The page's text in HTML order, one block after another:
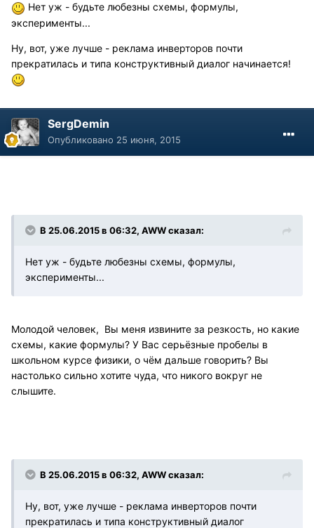
Нет уж - будьте любезны схемы, формулы,
эксперименты...
Ну, вот, уже лучше - реклама инверторов почти
прекратилась и типа конструктивный диалог начинается!
SergDemin
Опубликовано 25 июня, 2015
В 25.06.2015 в 06:32, AWW сказал:
Нет уж - будьте любезны схемы, формулы,
эксперименты...
Молодой человек, Вы меня извините за резкость, но какие
схемы, какие формулы? У Вас серьёзные пробелы в
школьном курсе физики, о чём дальше говорить? Вы
настолько сильно хотите чуда, что никого вокруг не
слышите.
В 25.06.2015 в 06:32, AWW сказал:
Ну, вот, уже лучше - реклама инверторов почти
прекратилась и типа конструктивный диалог